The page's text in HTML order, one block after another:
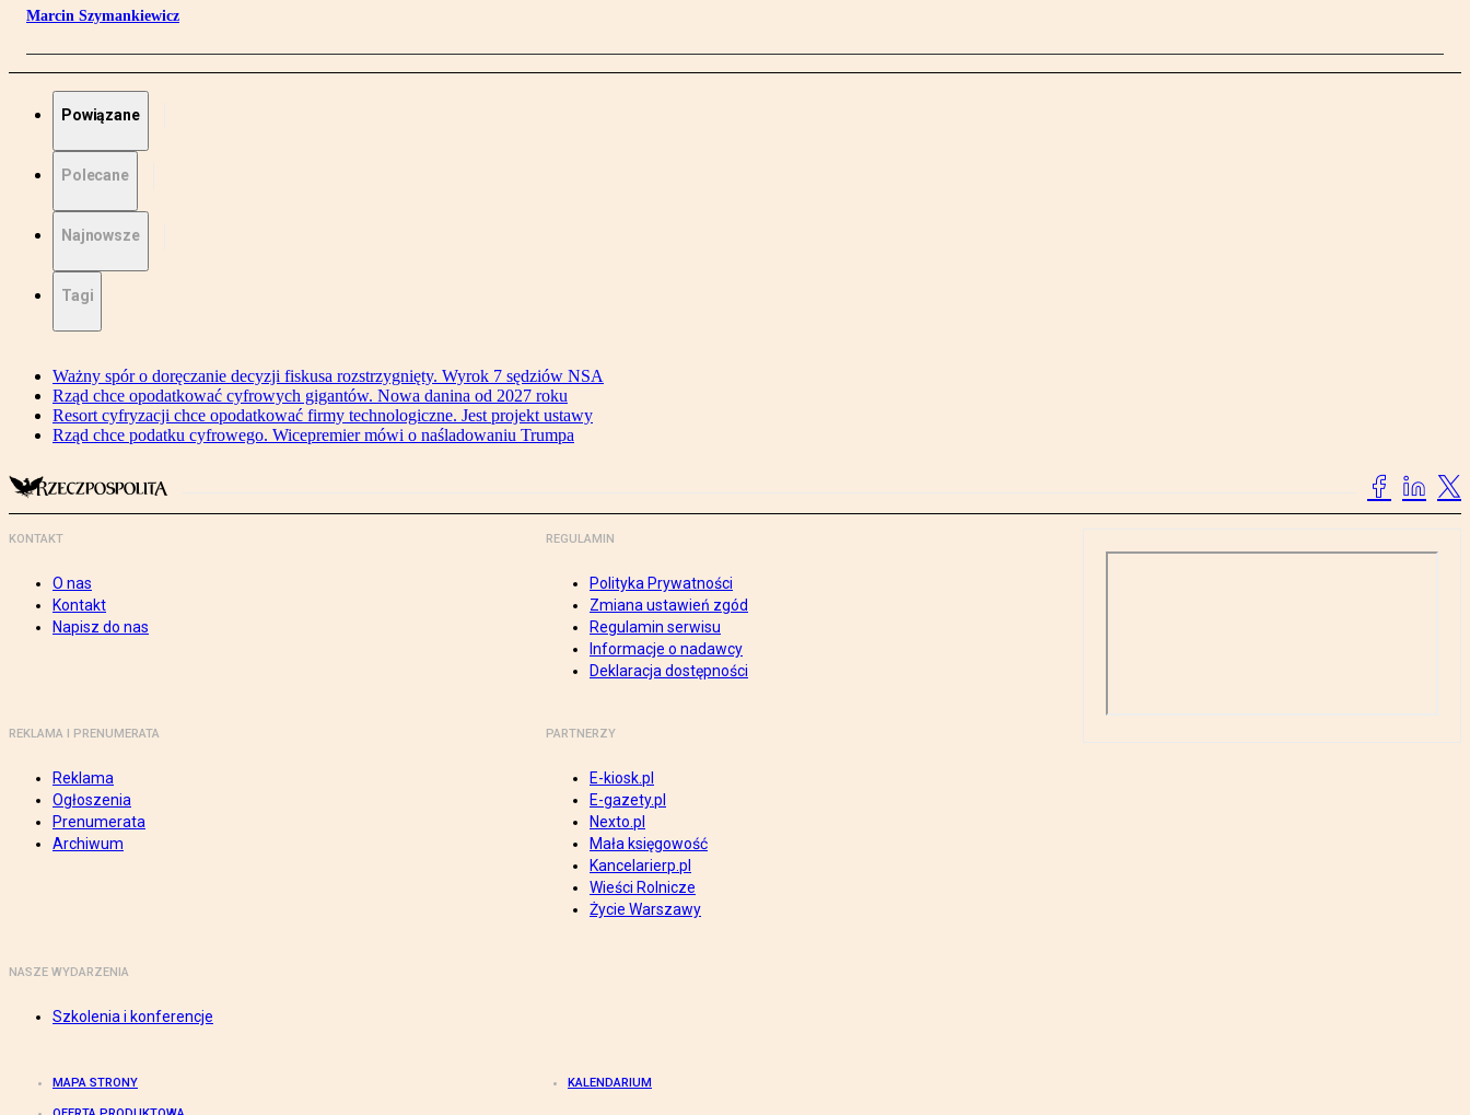
Marcin Szymankiewicz
Powiązane
Polecane
Najnowsze
Tagi
Ważny spór o doręczanie decyzji fiskusa rozstrzygnięty. Wyrok 7 sędziów NSA
Rząd chce opodatkować cyfrowych gigantów. Nowa danina od 2027 roku
Resort cyfryzacji chce opodatkować firmy technologiczne. Jest projekt ustawy
Rząd chce podatku cyfrowego. Wicepremier mówi o naśladowaniu Trumpa
KONTAKT
O nas
Kontakt
Napisz do nas
REGULAMIN
Polityka Prywatności
Zmiana ustawień zgód
Regulamin serwisu
Informacje o nadawcy
Deklaracja dostępności
REKLAMA I PRENUMERATA
Reklama
Ogłoszenia
Prenumerata
Archiwum
PARTNERZY
E-kiosk.pl
E-gazety.pl
Nexto.pl
Mała księgowość
Kancelarierp.pl
Wieści Rolnicze
Życie Warszawy
NASZE WYDARZENIA
Szkolenia i konferencje
MAPA STRONY KALENDARIUM